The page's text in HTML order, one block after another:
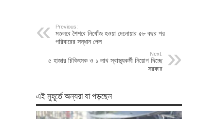
Previous:
মতলবে শৈশবে নিখোঁজ হওয়া দেলোয়ার ৫৮ বছর পর
পরিবারের সন্ধান পেল
Next:
৫ হাজার চিকিৎসক ও ১ লাখ স্বাস্থ্যকর্মী নিয়োগ দিচ্ছে
সরকার
এই মুহূর্তে অন্যরা যা পড়ছেন